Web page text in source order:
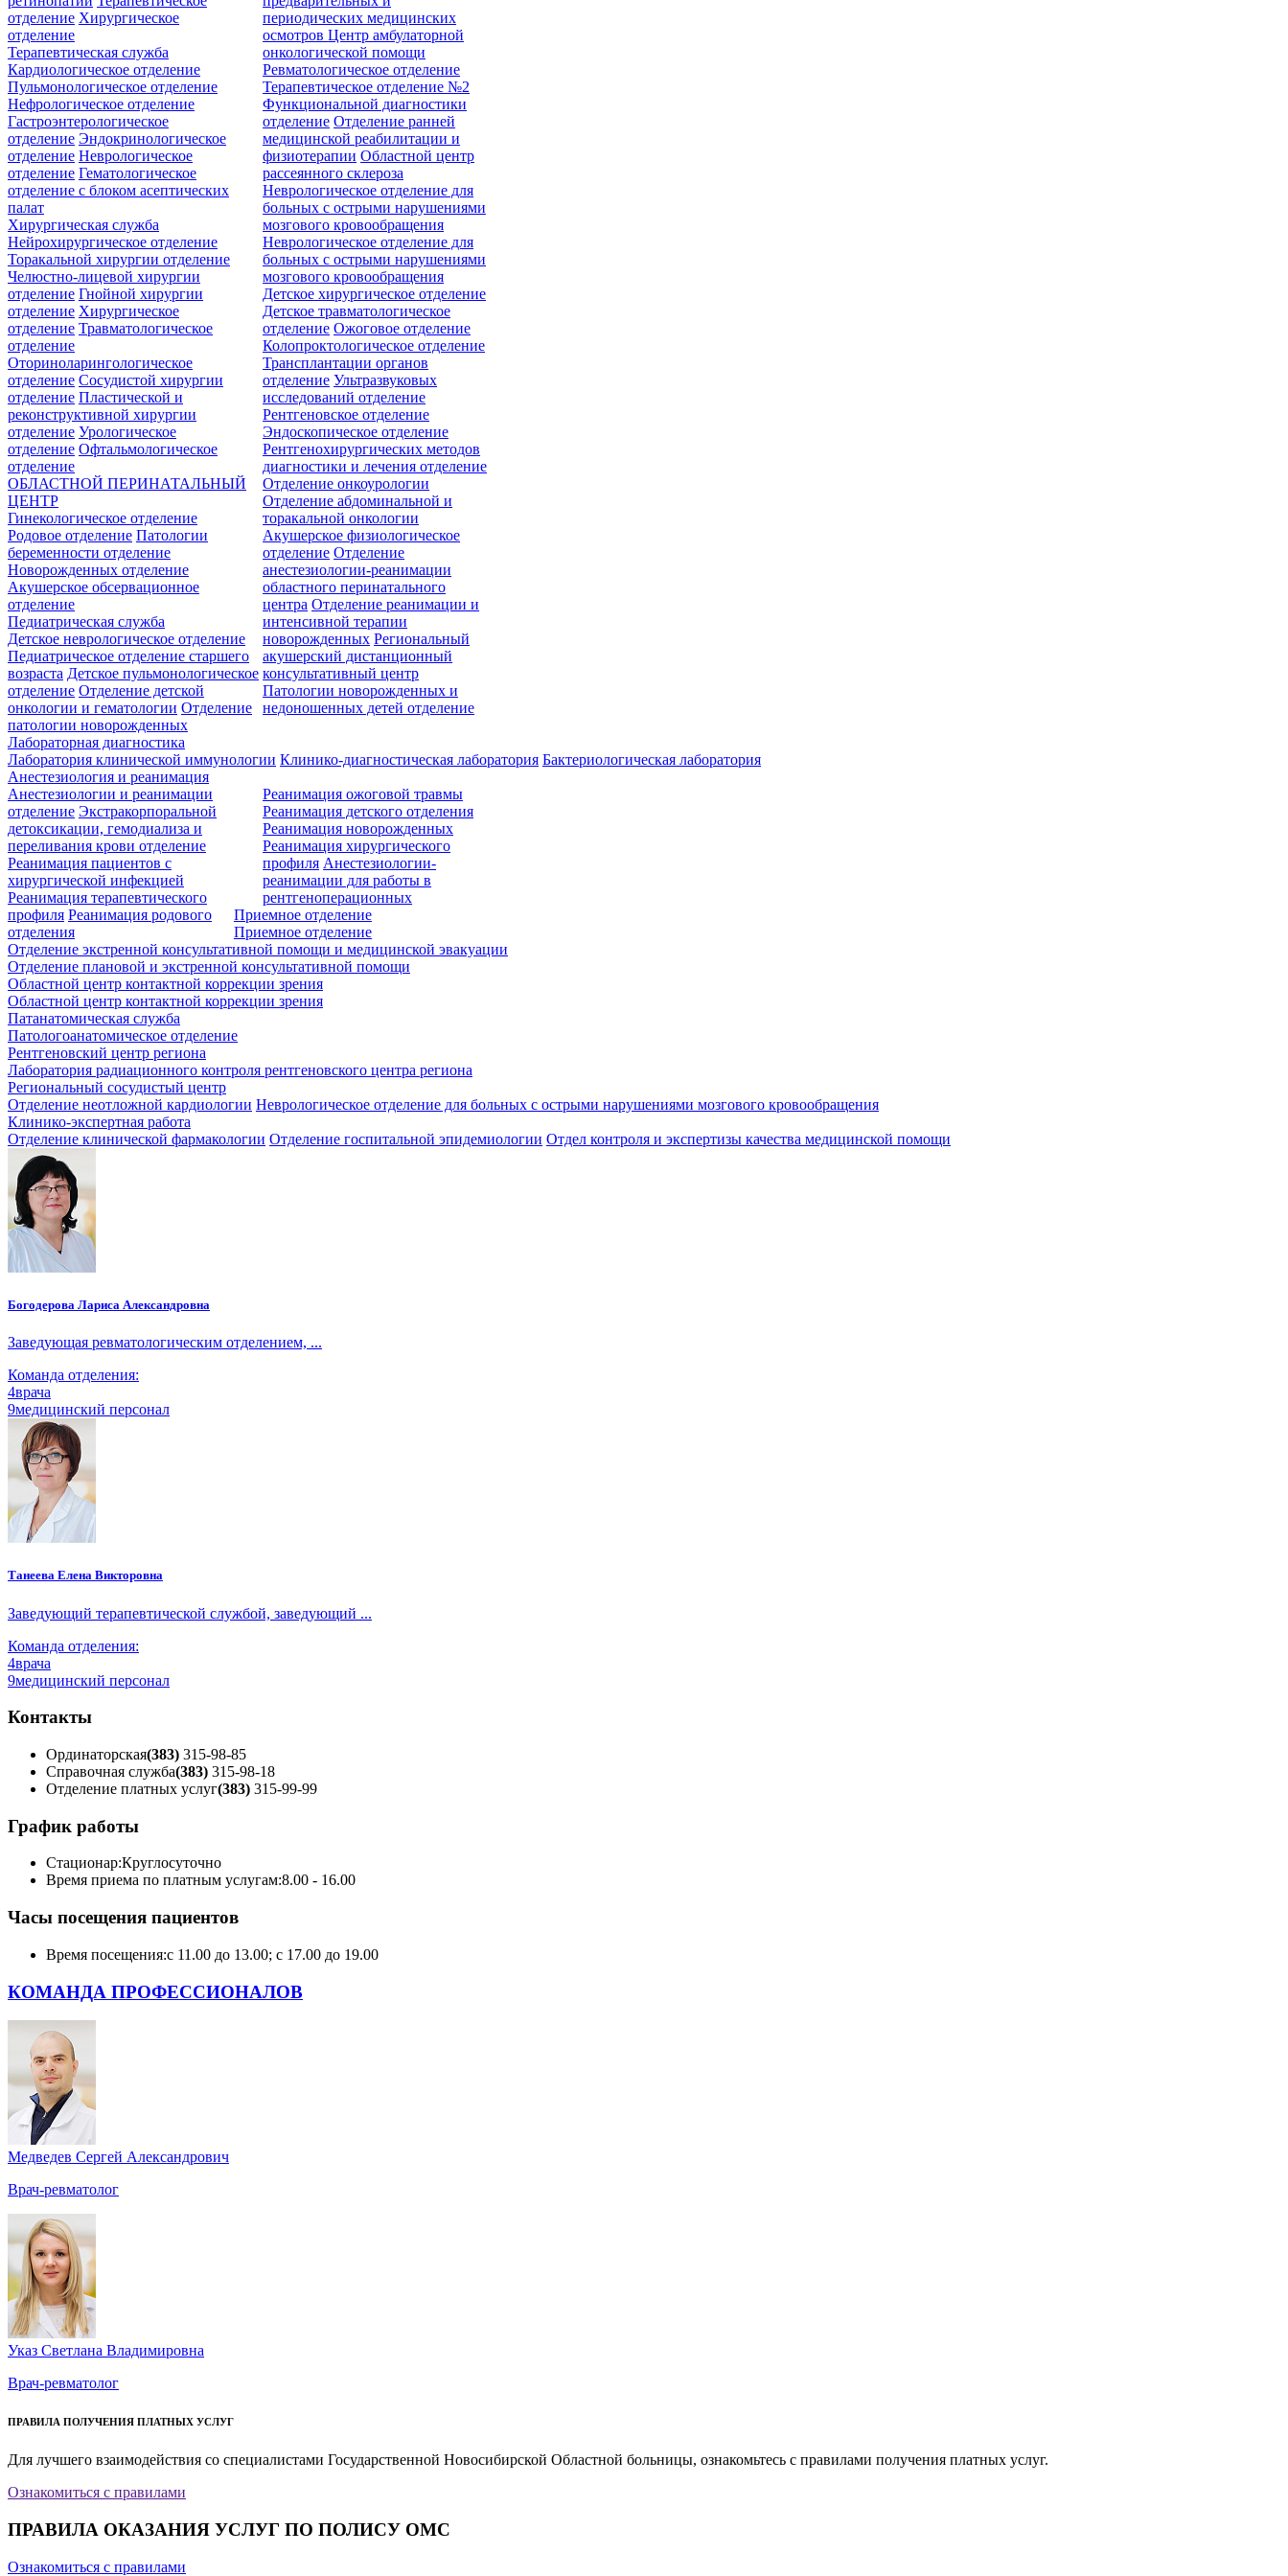
отделение Хирургическое
отделение
периодических медицинских
осмотровЦентр амбулаторной
онкологической помощи
Терапевтическая служба
Кардиологическое отделение
Пульмонологическое отделение
Нефрологическое отделение
Гастроэнтерологическое
отделение Эндокринологическое
отделение Неврологическое
отделение Гематологическое
отделение c блоком асептических
палат
Ревматологическое отделение
Терапевтическое отделение №2
Функциональной диагностики
отделение Отделение ранней
медицинской реабилитации и
физиотерапии Областной центр
рассеянного склероза
Неврологическое отделение для
больных с острыми нарушениями
мозгового кровообращения
Неврологическое отделение для
больных с острыми нарушениями
мозгового кровообращения
Хирургическая служба
Нейрохирургическое отделение
Торакальной хирургии отделение
Челюстно-лицевой хирургии
отделение Гнойной хирургии
отделение Хирургическое
отделение Травматологическое
отделение
Оториноларингологическое
отделение Сосудистой хирургии
отделение Пластической и
реконструктивной хирургии
отделение Урологическое
отделение Офтальмологическое
отделение
Детское хирургическое отделение
Детское травматологическое
отделение Ожоговое отделение
Колопроктологическое отделение
Трансплантации органов
отделение Ультразвуковых
исследований отделение
Рентгеновское отделение
Эндоскопическое отделение
Рентгенохирургических методов
диагностики и лечения отделение
Отделение онкоурологии
Отделение абдоминальной и
торакальной онкологии
ОБЛАСТНОЙ ПЕРИНАТАЛЬНЫЙ
ЦЕНТР
Гинекологическое отделение
Родовое отделение Патологии
беременности отделение
Новорожденных отделение
Акушерское обсервационное
отделение
Акушерское физиологическое
отделение Отделение
анестезиологии-реанимации
областного перинатального
центра Отделение реанимации и
интенсивной терапии
новорожденных Региональный
акушерский дистанционный
консультативный центр
Патологии новорожденных и
недоношенных детей отделение
Педиатрическая служба
Детское неврологическое отделение
Педиатрическое отделение старшего
возраста Детское пульмонологическое
отделение Отделение детской
онкологии и гематологии Отделение
патологии новорожденных
Лабораторная диагностика
Лаборатория клинической иммунологии Клинико-диагностическая лаборатория Бактериологическая лаборатория
Анестезиология и реанимация
Анестезиологии и реанимации
отделение Экстракорпоральной
детоксикации, гемодиализа и
переливания крови отделение
Реанимация пациентов с
хирургической инфекцией
Реанимация терапевтического
профиля Реанимация родового
отделения
Реанимация ожоговой травмы
Реанимация детского отделения
Реанимация новорожденных
Реанимация хирургического
профиля Анестезиологии-
реанимации для работы в
рентгеноперационных
Приемное отделение
Приемное отделение
Отделение экстренной консультативной помощи и медицинской эвакуации
Отделение плановой и экстренной консультативной помощи
Областной центр контактной коррекции зрения
Областной центр контактной коррекции зрения
Патанатомическая служба
Патологоанатомическое отделение
Рентгеновский центр региона
Лаборатория радиационного контроля рентгеновского центра региона
Региональный сосудистый центр
Отделение неотложной кардиологии Неврологическое отделение для больных с острыми нарушениями мозгового кровообращения
Клинико-экспертная работа
Отделение клинической фармакологии Отделение госпитальной эпидемиологии Отдел контроля и экспертизы качества медицинской помощи
Богодерова Лариса Александровна
Заведующая ревматологическим отделением, ...
Команда отделения:
4врача
9медицинский персонал
Танеева Елена Викторовна
Заведующий терапевтической службой, заведующий ...
Команда отделения:
4врача
9медицинский персонал
Контакты
Ординаторская(383) 315-98-85
Справочная служба(383) 315-98-18
Отделение платных услуг(383) 315-99-99
График работы
Стационар:Круглосуточно
Время приема по платным услугам:8.00 - 16.00
Часы посещения пациентов
Время посещения:с 11.00 до 13.00; с 17.00 до 19.00
КОМАНДА ПРОФЕССИОНАЛОВ
Медведев Сергей Александрович
Врач-ревматолог
Указ Светлана Владимировна
Врач-ревматолог
ПРАВИЛА ПОЛУЧЕНИЯ ПЛАТНЫХ УСЛУГ
Для лучшего взаимодействия со специалистами Государственной Новосибирской Областной больницы, ознакомьтесь с правилами получения платных услуг.
Ознакомиться с правилами
ПРАВИЛА ОКАЗАНИЯ УСЛУГ ПО ПОЛИСУ ОМС
Ознакомиться с правилами